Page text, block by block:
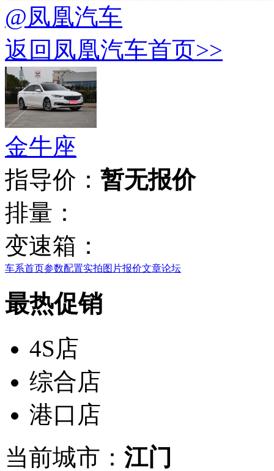
@凤凰汽车
返回凤凰汽车首页>>
金牛座
指导价： 暂无报价
排量：
变速箱：
车系首页参数配置实拍图片报价文章论坛
最热促销
4S店
综合店
港口店
当前城市： 江门